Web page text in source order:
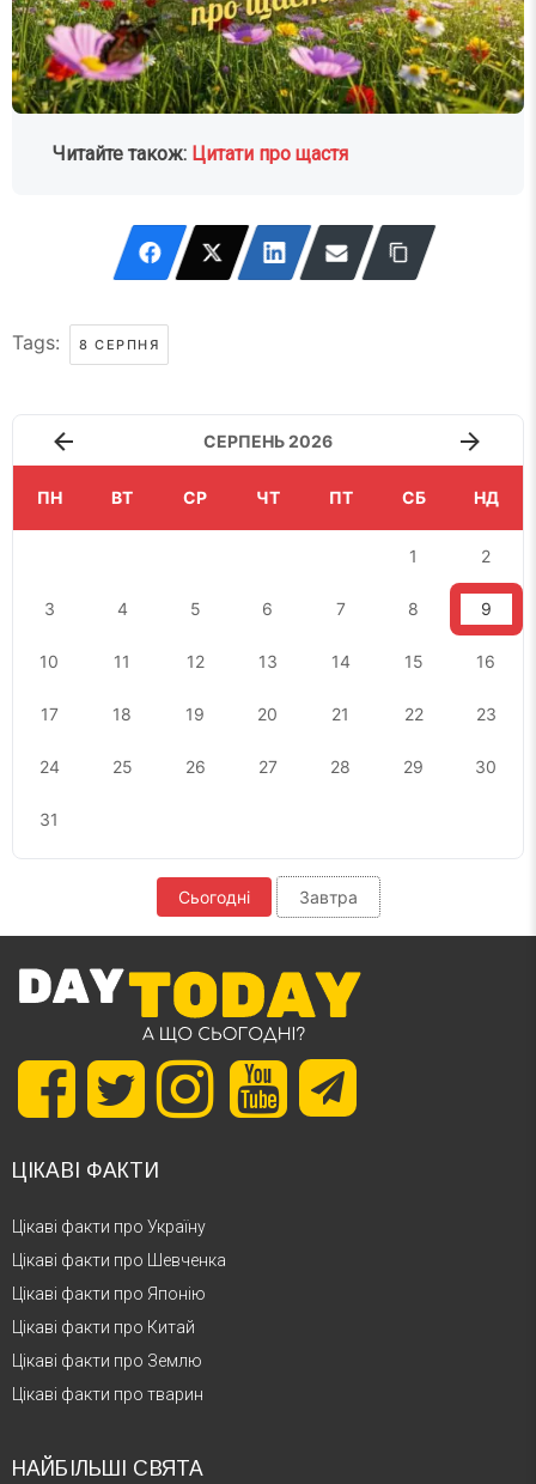
Читайте також: Цитати про щастя
Tags: 8 СЕРПНЯ
СЕРПЕНЬ 2026
ПН ВТ СР ЧТ ПТ СБ НД
1 2
3 4 5 6 7 8 9
10 11 12 13 14 15 16
17 18 19 20 21 22 23
24 25 26 27 28 29 30
31
Сьогодні Завтра
ЦІКАВІ ФАКТИ
Цікаві факти про Україну
Цікаві факти про Шевченка
Цікаві факти про Японію
Цікаві факти про Китай
Цікаві факти про Землю
Цікаві факти про тварин
НАЙБІЛЬШІ СВЯТА